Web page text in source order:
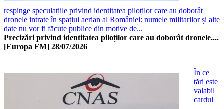
respinge speculațiile privind identitatea piloților care au doborât
dronele intrate în spațiul aerian al României: numele militarilor și alte
date nu vor fi făcute publice din motive de...
Precizări privind identitatea piloților care au doborât dronele....
[Europa FM] 28/07/2026
În ce
țări este
valabil
cardul